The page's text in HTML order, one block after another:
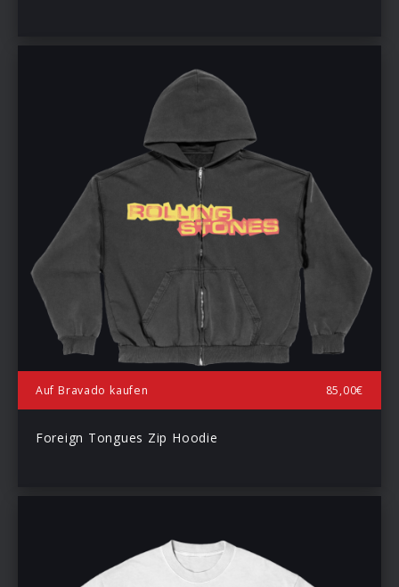
Auf Bravado kaufen 85,00€
Foreign Tongues Zip Hoodie